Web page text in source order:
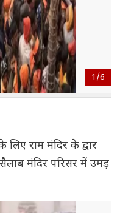
1/6
राम मंदिर के द्वार
मंदिर परिसर में उमड़